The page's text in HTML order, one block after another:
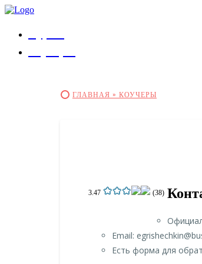
ГЛАВНАЯ » КОУЧЕРЫ
3.47 (38)
Email:
Есть форма для